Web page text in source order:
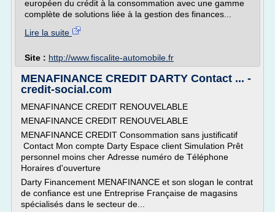
européen du crédit à la consommation avec une gamme
complète de solutions liée à la gestion des finances...
Lire la suite
Site : http://www.fiscalite-automobile.fr
MENAFINANCE CREDIT DARTY Contact ... -
credit-social.com
MENAFINANCE CREDIT RENOUVELABLE
MENAFINANCE CREDIT RENOUVELABLE
MENAFINANCE CREDIT Consommation sans justificatif
Contact Mon compte Darty Espace client Simulation Prêt
personnel moins cher Adresse numéro de Téléphone
Horaires d'ouverture
Darty Financement MENAFINANCE et son slogan le contrat
de confiance est une Entreprise Française de magasins
spécialisés dans le secteur de...